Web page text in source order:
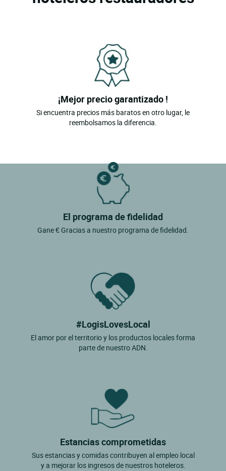
¡Mejor precio garantizado !
Si encuentra precios más baratos en otro lugar, le
reembolsamos la diferencia.
El programa de fidelidad
Gane € Gracias a nuestro programa de fidelidad.
#LogisLovesLocal
El amor por el territorio y los productos locales forma
parte de nuestro ADN.
Estancias comprometidas
Sus estancias y comidas contribuyen al empleo local
y a mejorar los ingresos de nuestros hoteleros.